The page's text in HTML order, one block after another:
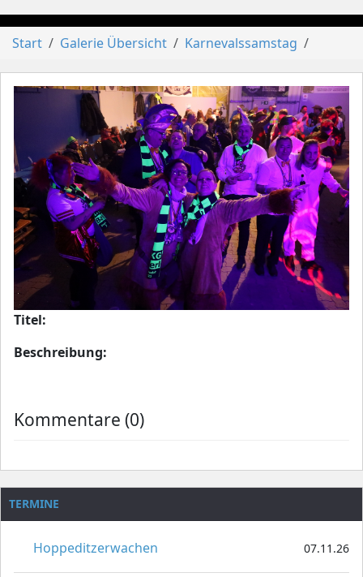
Start Galerie Übersicht Karnevalssamstag
Titel:
Beschreibung:
Kommentare (0)
TERMINE
Hoppeditzerwachen 07.11.26